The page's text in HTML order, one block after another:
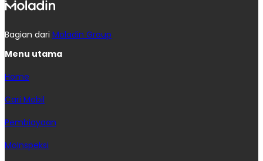
Bagian dari Moladin Group
Menu utama
Home
Cari Mobil
Pembiayaan
MoInspeksi